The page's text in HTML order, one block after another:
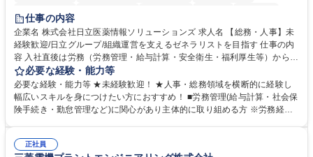
住宅手当あり
育休あり
完全週休2日制 交通費支給 土日祝休み 寮・社宅あり
仕事の内容
企業名 株式会社日立医薬情報ソリューションズ 求人名 【総務・人事】未
経験歓迎/日立グループ/組織運営を支えるゼネラリストを目指す 仕事の内
容 入社直後は労務（労務管理・給与計算・安全衛生・福利厚生等）からお
任せいたします。将来は総務・採用・教育業務へ守備範囲を広げ、組織運
営を支えるゼネラリストをめざせます。 ・初期業務：労働時間管理、給与
計算、社会保険対応、福利厚生管理、安全衛生、健康経営推進等をお任せ
します。ご経験に応じて、休職者管理など、幅広く経験を積んでいただき
幅広く経験を積みたい意欲がある方に最適な環境です。 募集職種 【総
必要な経験・能力等
必要な経験・能力等 ★未経験歓迎！ ★人事・総務領域を横断的に経験し
幅広いスキルを身につけたい方におすすめ！ ■労務管理(給与計算・社会保
険手続き・勤怠管理など)に関心があり主体的に取り組める方 ※労務経験
のご経験 ■労務管理（給与計算・社会保険手続き・勤怠管理など）の経験
正社員